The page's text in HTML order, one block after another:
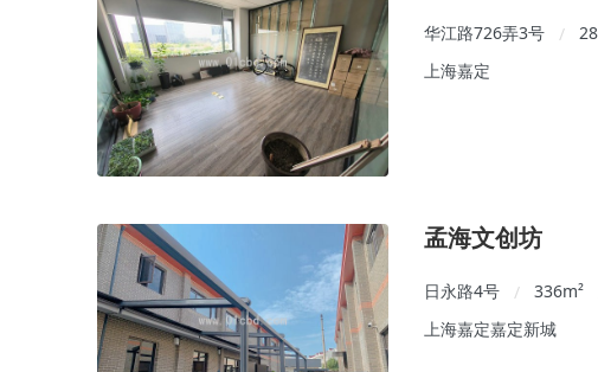
华江路726弄3号 /
上海嘉定
孟海文创坊
日永路4号 / 336m²
上海嘉定嘉定新城